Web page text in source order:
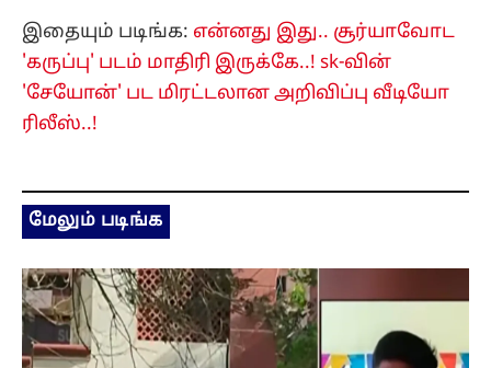
இதையும் படிங்க: என்னது இது.. சூர்யாவோட
'கருப்பு' படம் மாதிரி இருக்கே..! sk-வின்
'சேயோன்' பட மிரட்டலான அறிவிப்பு வீடியோ
ரிலீஸ்..!
மேலும் படிங்க